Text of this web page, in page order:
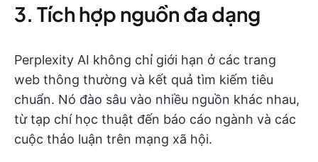
3. Tích hợp nguồn đa dạng
Perplexity AI không chỉ giới hạn ở các trang
web thông thường và kết quả tìm kiếm tiêu
chuẩn. Nó đào sâu vào nhiều nguồn khác nhau,
từ tạp chí học thuật đến báo cáo ngành và các
cuộc thảo luận trên mạng xã hội.